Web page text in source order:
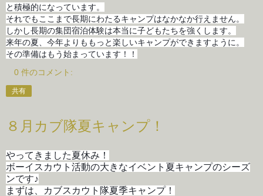
と積極的になっています。
それでもここまで長期にわたるキャンプはなかなか行えません。
しかし長期の集団宿泊体験は本当に子どもたちを強くします。
来年の夏、今年よりももっと楽しいキャンプができますように。
その準備はもう始まっています！！
0 件のコメント:
共有
８月カブ隊夏キャンプ！
やってきました夏休み！
ボーイスカウト活動の大きなイベント夏キャンプのシーズ
ンです♪
まずは、カブスカウト隊夏季キャンプ！